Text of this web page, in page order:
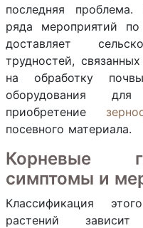
последняя проблема.
ряда мероприятий
доставляет
трудностей,
на обработку
оборудования
приобретение
посевного материала.
Корневые
симптомы и
Классификация
растений